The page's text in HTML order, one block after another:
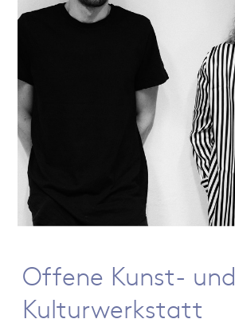
Offene Kunst- und
Kulturwerkstatt